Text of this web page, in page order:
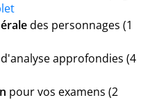
des personnages (1
approfondies (4
pour vos examens (2